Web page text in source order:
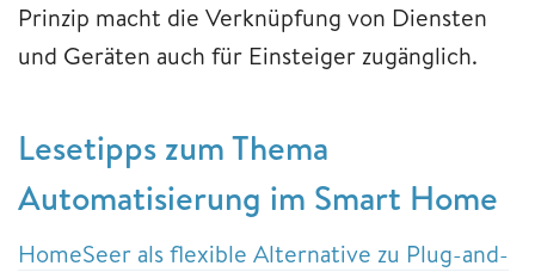
Prinzip macht die Verknüpfung von Diensten
und Geräten auch für Einsteiger zugänglich.
Lesetipps zum Thema
Automatisierung im Smart Home
HomeSeer als flexible Alternative zu Plug-and-